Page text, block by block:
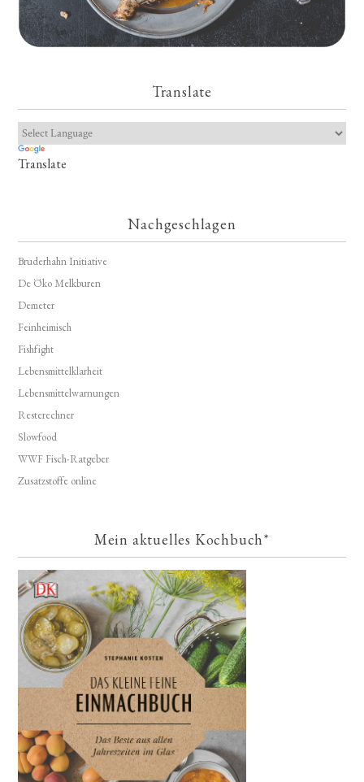
Translate
Translate
Nachgeschlagen
Bruderhahn Initiative
De Öko Melkburen
Demeter
Feinheimisch
Fishfight
Lebensmittelklarheit
Lebensmittelwarnungen
Resterechner
Slowfood
WWF Fisch-Ratgeber
Zusatzstoffe online
Mein aktuelles Kochbuch*